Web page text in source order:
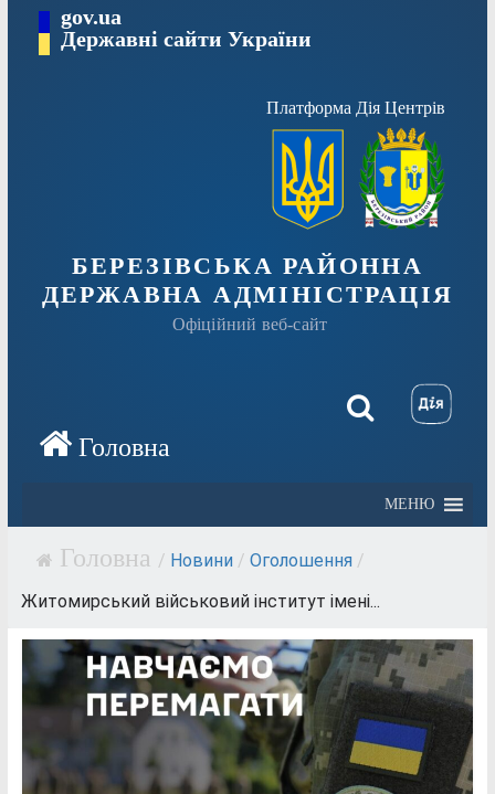
Перейтиgov.ua
Державні сайти України
Платформа Дія Центрів
БЕРЕЗІВСЬКА РАЙОННА
ДЕРЖАВНА АДМІНІСТРАЦІЯ
Офіційний веб-сайт
МЕНЮ
/ Новини / Оголошення /
Житомирський військовий інститут імені...